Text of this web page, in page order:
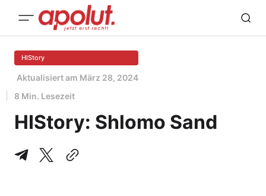
HIStory
Aktualisiert am März 28, 2024
8 Min. Lesezeit
HIStory: Shlomo Sand